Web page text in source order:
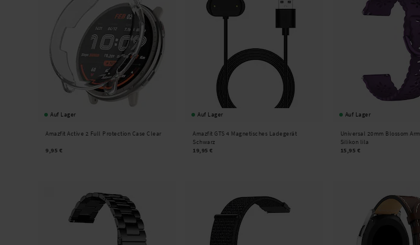
Auf Lager
Amazfit Active 2 Full Protection Case Clear
9,95 €
Auf Lager
Amazfit GTS 4 Magnetisches Ladegerät
Schwarz
19,95 €
Auf Lager
Universal 20mm Blossom
Silikon lila
15,95 €